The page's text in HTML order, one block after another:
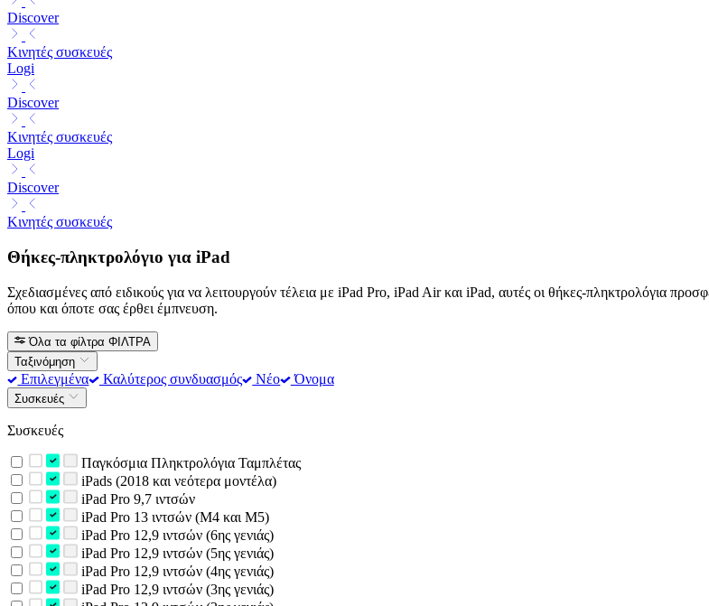
Discover
Κινητές συσκευές
Logi
Discover
Κινητές συσκευές
Logi
Discover
Κινητές συσκευές
Θήκες-πληκτρολόγιο για iPad
Σχεδιασμένες από ειδικούς για να λειτουργούν τέλεια με iPad Pro, iPad Air και iPad, αυτές οι θήκες-πληκτρολόγια
όπου και όποτε σας έρθει έμπνευση.
Όλα τα φίλτρα ΦΙΛΤΡΑ
Ταξινόμηση
Επιλεγμένα Καλύτερος συνδυασμός Νέο Όνομα
Συσκευές
Συσκευές
Παγκόσμια Πληκτρολόγια Ταμπλέτας
iPads (2018 και νεότερα μοντέλα)
iPad Pro 9,7 ιντσών
iPad Pro 13 ιντσών (M4 και M5)
iPad Pro 12,9 ιντσών (6ης γενιάς)
iPad Pro 12,9 ιντσών (5ης γενιάς)
iPad Pro 12,9 ιντσών (4ης γενιάς)
iPad Pro 12,9 ιντσών (3ης γενιάς)